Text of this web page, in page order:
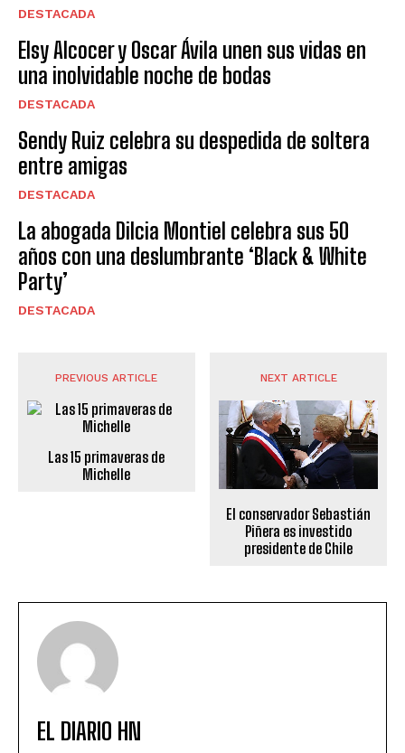
DESTACADA
Elsy Alcocer y Oscar Ávila unen sus vidas en
una inolvidable noche de bodas
DESTACADA
Sendy Ruiz celebra su despedida de soltera
entre amigas
DESTACADA
La abogada Dilcia Montiel celebra sus 50
años con una deslumbrante ‘Black & White
Party’
DESTACADA
PREVIOUS ARTICLE
Las 15 primaveras de
Michelle
NEXT ARTICLE
El conservador Sebastián
Piñera es investido
presidente de Chile
EL DIARIO HN